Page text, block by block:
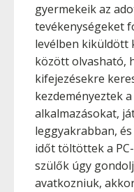
gyermekeik az
tevékenységeket
levélben kiküldött
között olvasható,
kifejezésekre
kezdeményeztek
alkalmazásokat,
leggyakrabban,
időt töltöttek a
szülők úgy
avatkozniuk,